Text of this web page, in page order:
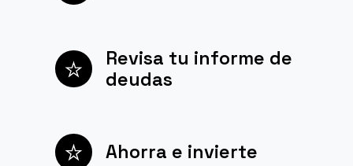
Revisa tu informe de
deudas
Ahorra e invierte